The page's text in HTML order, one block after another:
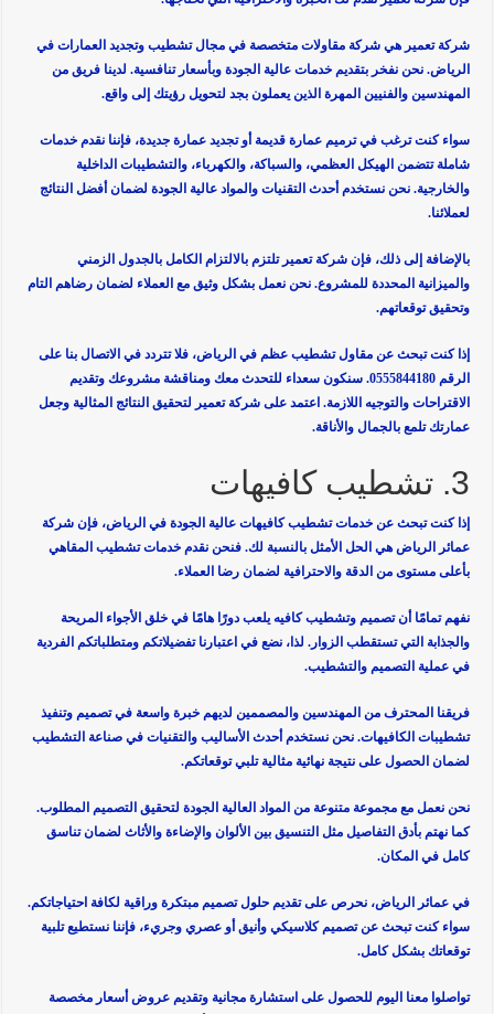
شركة تعمير هي شركة مقاولات متخصصة في مجال تشطيب وتجديد العمارات في
الرياض. نحن نفخر بتقديم خدمات عالية الجودة وبأسعار تنافسية. لدينا فريق من
المهندسين والفنيين المهرة الذين يعملون بجد لتحويل رؤيتك إلى واقع.
سواء كنت ترغب في ترميم عمارة قديمة أو تجديد عمارة جديدة، فإننا نقدم خدمات
شاملة تتضمن الهيكل العظمي، والسباكة، والكهرباء، والتشطيبات الداخلية
والخارجية. نحن نستخدم أحدث التقنيات والمواد عالية الجودة لضمان أفضل النتائج
لعملائنا.
بالإضافة إلى ذلك، فإن شركة تعمير تلتزم بالالتزام الكامل بالجدول الزمني
والميزانية المحددة للمشروع. نحن نعمل بشكل وثيق مع العملاء لضمان رضاهم التام
وتحقيق توقعاتهم.
إذا كنت تبحث عن مقاول تشطيب عظم في الرياض، فلا تتردد في الاتصال بنا على
الرقم 0555844180. سنكون سعداء للتحدث معك ومناقشة مشروعك وتقديم
الاقتراحات والتوجيه اللازمة. اعتمد على شركة تعمير لتحقيق النتائج المثالية وجعل
عمارتك تلمع بالجمال والأناقة.
3. تشطيب كافيهات
إذا كنت تبحث عن خدمات تشطيب كافيهات عالية الجودة في الرياض، فإن شركة
عمائر الرياض هي الحل الأمثل بالنسبة لك. فنحن نقدم خدمات تشطيب المقاهي
بأعلى مستوى من الدقة والاحترافية لضمان رضا العملاء.
نفهم تمامًا أن تصميم وتشطيب كافيه يلعب دورًا هامًا في خلق الأجواء المريحة
والجذابة التي تستقطب الزوار. لذا، نضع في اعتبارنا تفضيلاتكم ومتطلباتكم الفردية
في عملية التصميم والتشطيب.
فريقنا المحترف من المهندسين والمصممين لديهم خبرة واسعة في تصميم وتنفيذ
تشطيبات الكافيهات. نحن نستخدم أحدث الأساليب والتقنيات في صناعة التشطيب
لضمان الحصول على نتيجة نهائية مثالية تلبي توقعاتكم.
نحن نعمل مع مجموعة متنوعة من المواد العالية الجودة لتحقيق التصميم المطلوب.
كما نهتم بأدق التفاصيل مثل التنسيق بين الألوان والإضاءة والأثاث لضمان تناسق
كامل في المكان.
في عمائر الرياض، نحرص على تقديم حلول تصميم مبتكرة وراقية لكافة احتياجاتكم.
سواء كنت تبحث عن تصميم كلاسيكي وأنيق أو عصري وجريء، فإننا نستطيع تلبية
توقعاتك بشكل كامل.
تواصلوا معنا اليوم للحصول على استشارة مجانية وتقديم عروض أسعار مخصصة